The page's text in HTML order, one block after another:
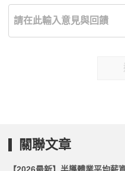
關聯文章